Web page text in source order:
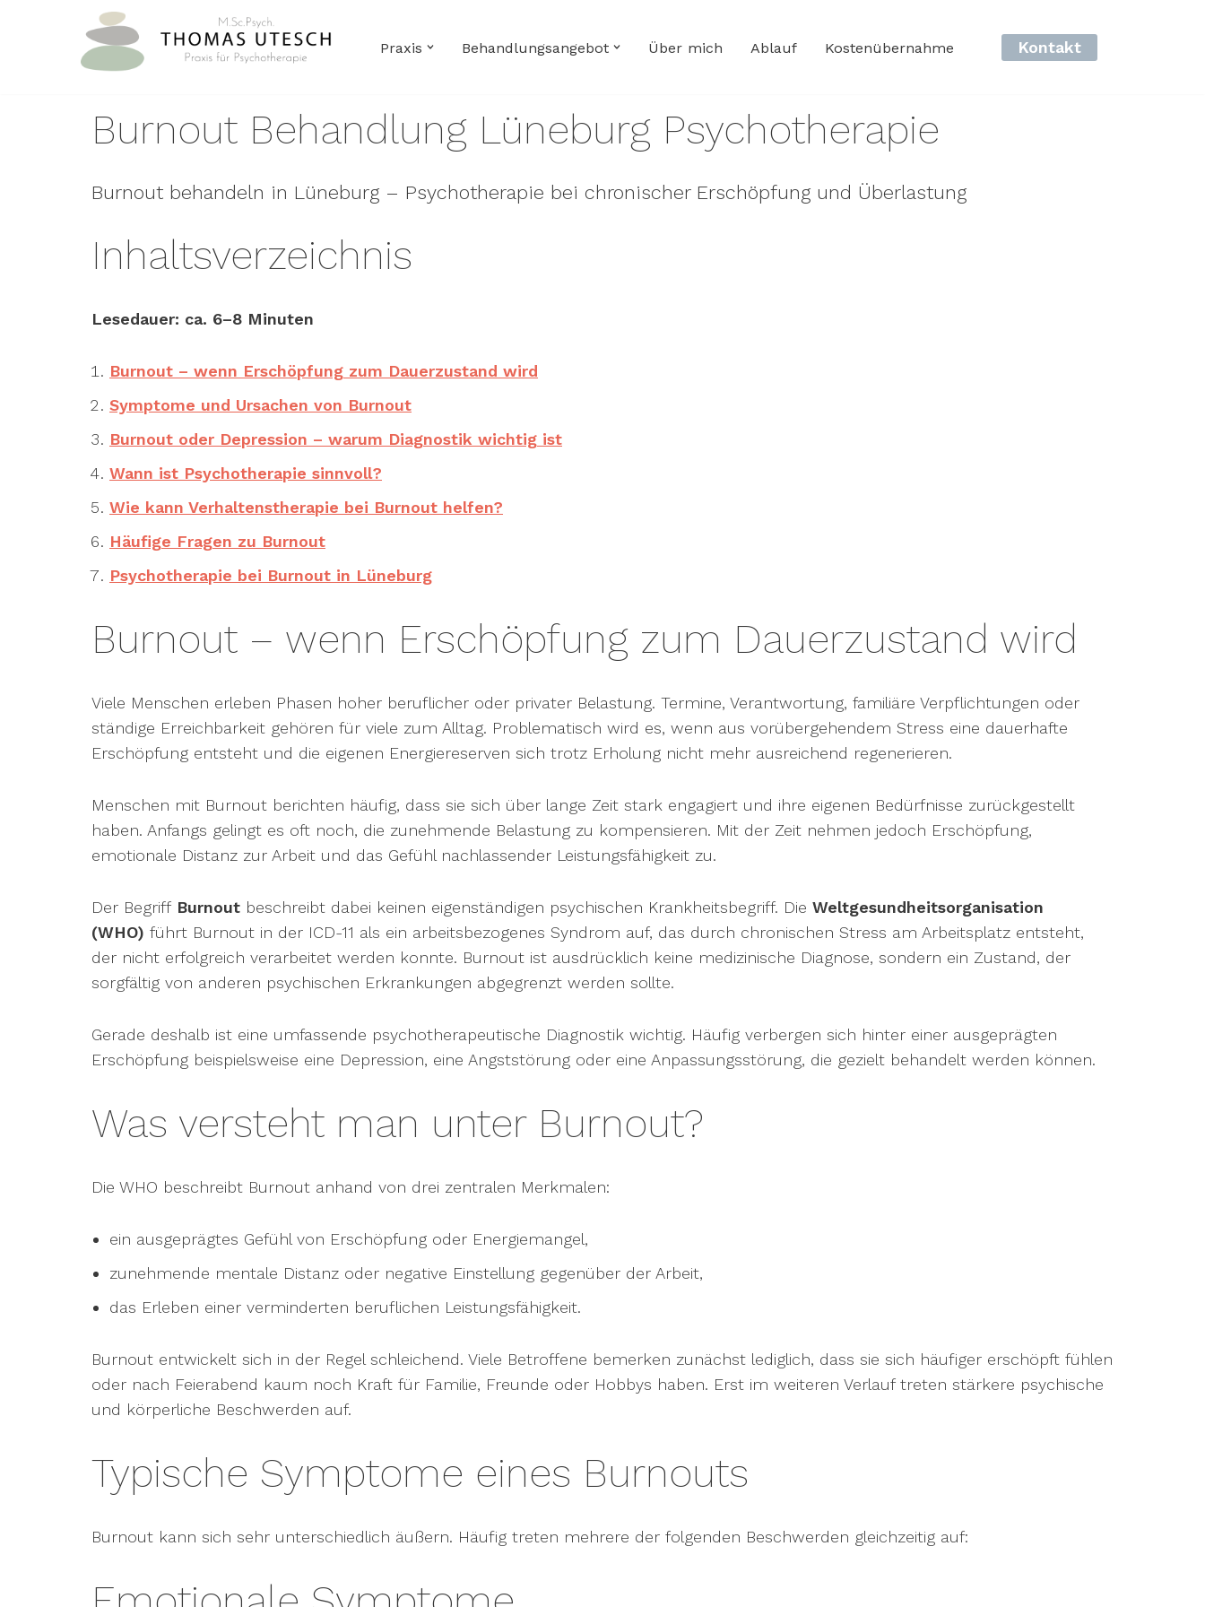
Praxis Behandlungsangebot Über mich Ablauf Kostenübernahme Kontakt
Startseite Burnout Behandlung Lüneburg Psychotherapie
Burnout Behandlung Lüneburg Psychotherapie
Burnout behandeln in Lüneburg – Psychotherapie bei chronischer Erschöpfung und Überlastung
Inhaltsverzeichnis
Lesedauer: ca. 6–8 Minuten
Burnout – wenn Erschöpfung zum Dauerzustand wird
Symptome und Ursachen von Burnout
Burnout oder Depression – warum Diagnostik wichtig ist
Wann ist Psychotherapie sinnvoll?
Wie kann Verhaltenstherapie bei Burnout helfen?
Häufige Fragen zu Burnout
Psychotherapie bei Burnout in Lüneburg
Burnout – wenn Erschöpfung zum Dauerzustand wird
Viele Menschen erleben Phasen hoher beruflicher oder privater Belastung. Termine, Verantwortung, familiäre Verpflichtungen oder
ständige Erreichbarkeit gehören für viele zum Alltag. Problematisch wird es, wenn aus vorübergehendem Stress eine dauerhafte
Erschöpfung entsteht und die eigenen Energiereserven sich trotz Erholung nicht mehr ausreichend regenerieren.
Menschen mit Burnout berichten häufig, dass sie sich über lange Zeit stark engagiert und ihre eigenen Bedürfnisse zurückgestellt
haben. Anfangs gelingt es oft noch, die zunehmende Belastung zu kompensieren. Mit der Zeit nehmen jedoch Erschöpfung,
emotionale Distanz zur Arbeit und das Gefühl nachlassender Leistungsfähigkeit zu.
Der Begriff Burnout beschreibt dabei keinen eigenständigen psychischen Krankheitsbegriff. Die Weltgesundheitsorganisation
(WHO) führt Burnout in der ICD-11 als ein arbeitsbezogenes Syndrom auf, das durch chronischen Stress am Arbeitsplatz entsteht,
der nicht erfolgreich verarbeitet werden konnte. Burnout ist ausdrücklich keine medizinische Diagnose, sondern ein Zustand, der
sorgfältig von anderen psychischen Erkrankungen abgegrenzt werden sollte.
Gerade deshalb ist eine umfassende psychotherapeutische Diagnostik wichtig. Häufig verbergen sich hinter einer ausgeprägten
Erschöpfung beispielsweise eine Depression, eine Angststörung oder eine Anpassungsstörung, die gezielt behandelt werden können.
Was versteht man unter Burnout?
Die WHO beschreibt Burnout anhand von drei zentralen Merkmalen:
ein ausgeprägtes Gefühl von Erschöpfung oder Energiemangel,
zunehmende mentale Distanz oder negative Einstellung gegenüber der Arbeit,
das Erleben einer verminderten beruflichen Leistungsfähigkeit.
Burnout entwickelt sich in der Regel schleichend. Viele Betroffene bemerken zunächst lediglich, dass sie sich häufiger erschöpft fühlen
oder nach Feierabend kaum noch Kraft für Familie, Freunde oder Hobbys haben. Erst im weiteren Verlauf treten stärkere psychische
und körperliche Beschwerden auf.
Typische Symptome eines Burnouts
Burnout kann sich sehr unterschiedlich äußern. Häufig treten mehrere der folgenden Beschwerden gleichzeitig auf: